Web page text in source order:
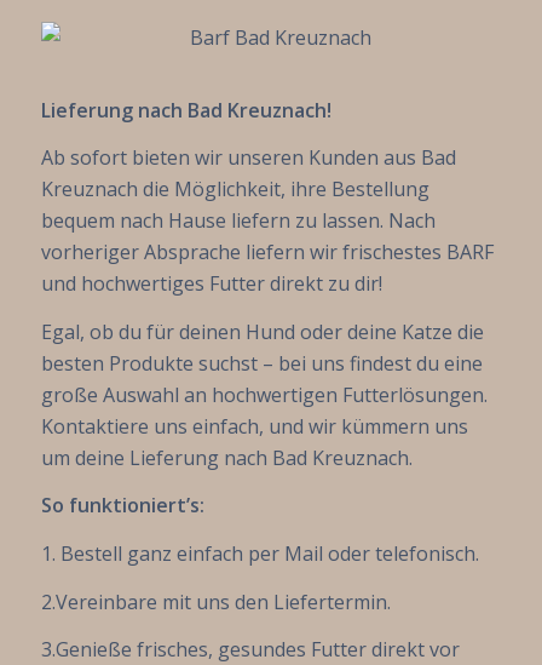
Lieferung nach Bad Kreuznach!
Ab sofort bieten wir unseren Kunden aus Bad
Kreuznach die Möglichkeit, ihre Bestellung
bequem nach Hause liefern zu lassen. Nach
vorheriger Absprache liefern wir frischestes BARF
und hochwertiges Futter direkt zu dir!
Egal, ob du für deinen Hund oder deine Katze die
besten Produkte suchst – bei uns findest du eine
große Auswahl an hochwertigen Futterlösungen.
Kontaktiere uns einfach, und wir kümmern uns
um deine Lieferung nach Bad Kreuznach.
So funktioniert’s:
1. Bestell ganz einfach per Mail oder telefonisch.
2.Vereinbare mit uns den Liefertermin.
3.Genieße frisches, gesundes Futter direkt vor